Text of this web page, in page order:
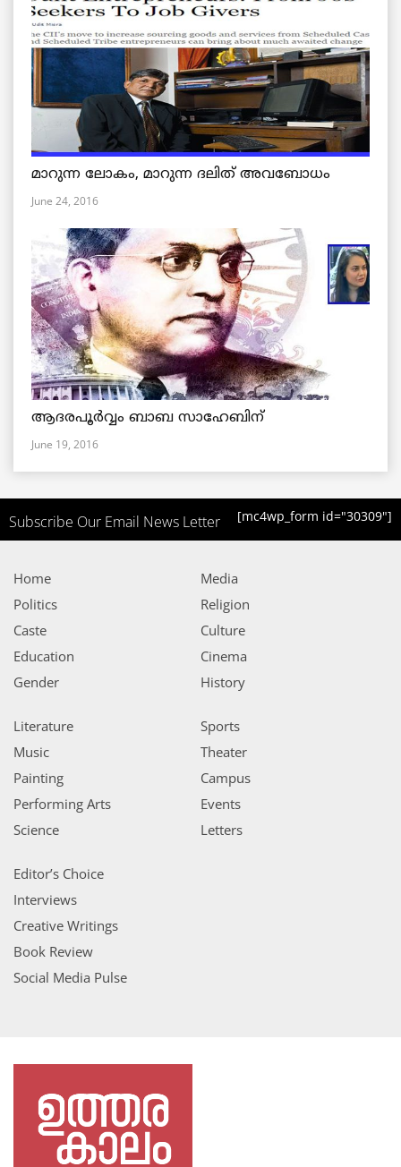
മാറുന്ന ലോകം, മാറുന്ന ദലിത് അവബോധം
June 24, 2016
ആദരപൂര്‍വ്വം ബാബ സാഹേബിന്
June 19, 2016
Subscribe Our Email News Letter [mc4wp_form id="30309"]
Home
Politics
Caste
Education
Gender
Media
Religion
Culture
Cinema
History
Literature
Music
Painting
Performing Arts
Science
Sports
Theater
Campus
Events
Letters
Editor’s Choice
Interviews
Creative Writings
Book Review
Social Media Pulse